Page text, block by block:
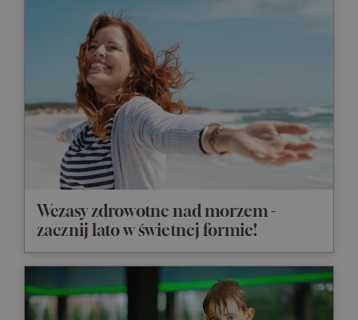
Wczasy zdrowotne nad morzem -
zacznij lato w świetnej formie!